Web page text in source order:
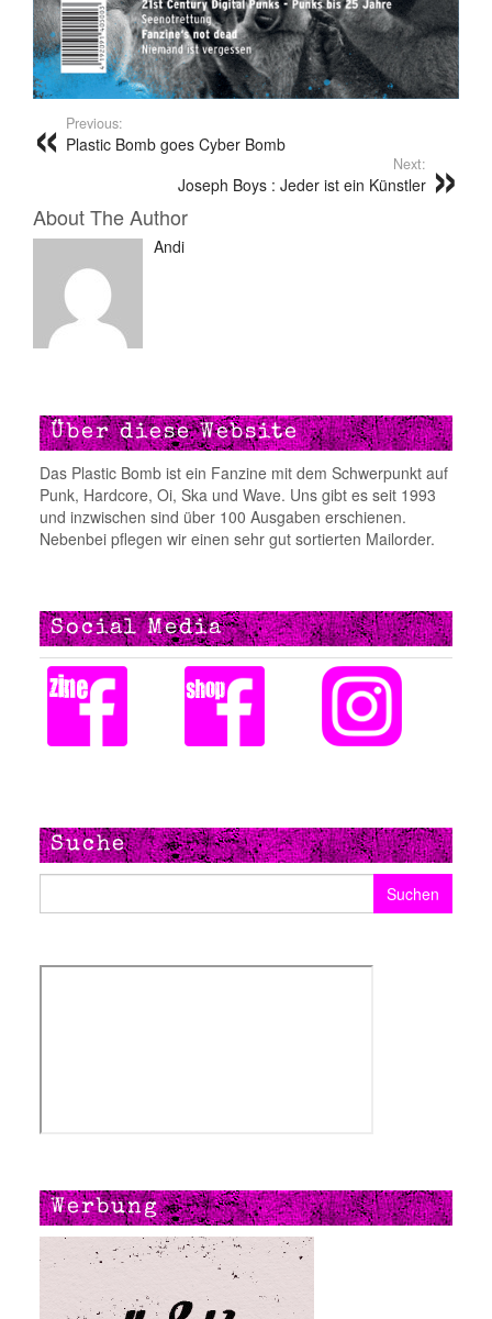
Previous:
Plastic Bomb goes Cyber Bomb
Next:
Joseph Boys : Jeder ist ein Künstler
About The Author
Andi
Über diese Website
Das Plastic Bomb ist ein Fanzine mit dem Schwerpunkt auf
Punk, Hardcore, Oi, Ska und Wave. Uns gibt es seit 1993
und inzwischen sind über 100 Ausgaben erschienen.
Nebenbei pflegen wir einen sehr gut sortierten Mailorder.
Social Media
Suche
Werbung